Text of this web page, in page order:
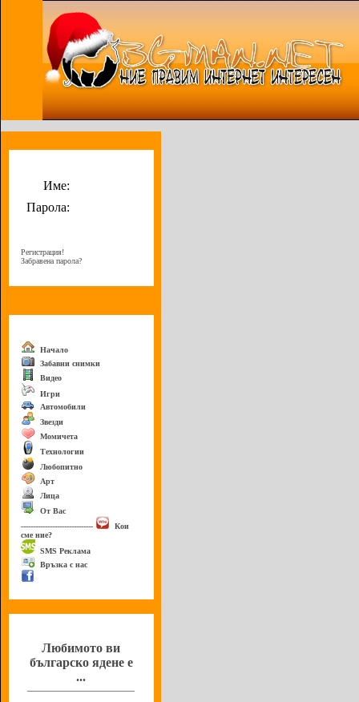
Име:
Парола:
Регистрация!
Забравена парола?
Начало
Забавни снимки
Видео
Игри
Автомобили
Звезди
Момичета
Технологии
Любопитно
Арт
Лица
От Вас
------------------------------
Кои
сме ние?
SMS Реклама
Връзка с нас
Любимото ви
българско ядене е
...